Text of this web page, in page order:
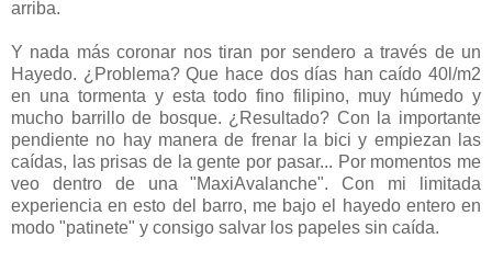
arriba.
Y nada más coronar nos tiran por sendero a través de un
Hayedo. ¿Problema? Que hace dos días han caído 40l/m2
en una tormenta y esta todo fino filipino, muy húmedo y
mucho barrillo de bosque. ¿Resultado? Con la importante
pendiente no hay manera de frenar la bici y empiezan las
caídas, las prisas de la gente por pasar... Por momentos me
veo dentro de una "MaxiAvalanche". Con mi limitada
experiencia en esto del barro, me bajo el hayedo entero en
modo "patinete" y consigo salvar los papeles sin caída.